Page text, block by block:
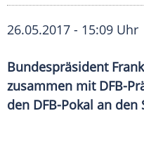
26.05.2017 - 15:09 Uhr
Bundespräsident
zusammen mit DFB-
den DFB-Pokal an